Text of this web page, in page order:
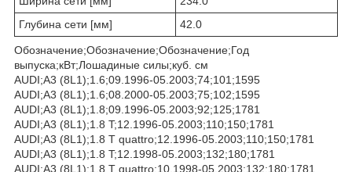
Глубина сети [мм]
42.0
Обозначение;Обозначение;Обозначение;Год
выпуска;кВт;Лошадиные силы;куб. см
AUDI;A3 (8L1);1.6;09.1996-05.2003;74;101;1595
AUDI;A3 (8L1);1.6;08.2000-05.2003;75;102;1595
AUDI;A3 (8L1);1.8;09.1996-05.2003;92;125;1781
AUDI;A3 (8L1);1.8 T;12.1996-05.2003;110;150;1781
AUDI;A3 (8L1);1.8 T quattro;12.1996-05.2003;110;150;1781
AUDI;A3 (8L1);1.8 T;12.1998-05.2003;132;180;1781
AUDI;A3 (8L1);1.8 T quattro;10.1998-05.2003;132;180;1781